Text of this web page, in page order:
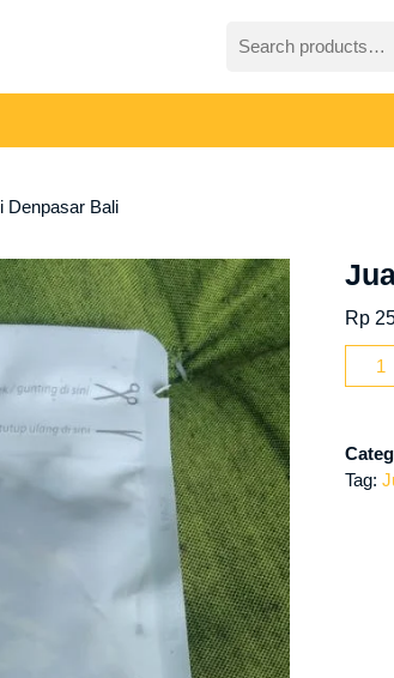
for:
Denpasar Bali
Rp
Teh
di
Tag: